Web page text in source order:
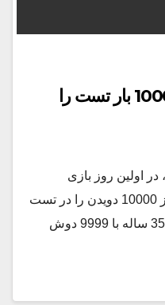
اسمیت باتر استرالیایی 10000 بار تست را
در اولین روز بازی
افتتاحیه تیمش در سریلانکا، امتیاز 10000 دویدن را در تست
کریکت به ثمر رساند. این بازیکن 35 ساله با 9999 دوش